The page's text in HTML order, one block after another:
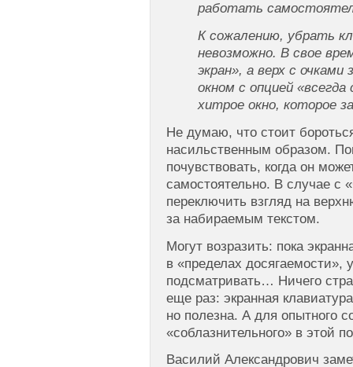
работать
К сожалению, убрать
невозможно. В свое
экран», а верх с очками
окном с опцией
хитрое окно, которое
Не думаю, что стоит
насильственным образом.
почувствовать, когда он
самостоятельно. В случае с
переключить взгляд на
за набираемым текстом.
Могут возразить: пока
в «пределах досягаемости»,
подсматривать… Ничего
еще раз: экранная
но полезна. А для опытного
«соблазнительного» в этой
Василий Александрович